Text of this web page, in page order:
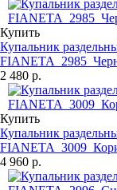
Купить
Купальник
2 480 р.
Купить
Купальник
4 960 р.